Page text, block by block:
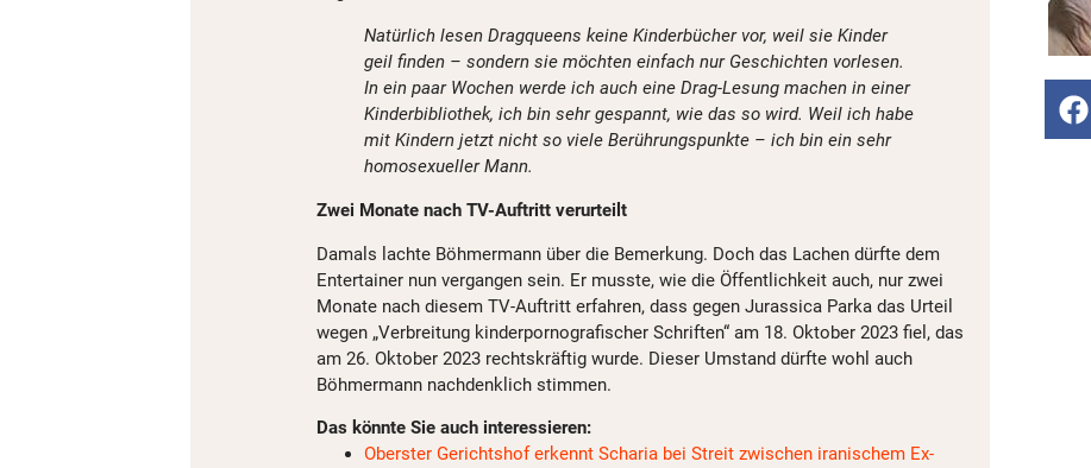
Natürlich lesen Dragqueens keine Kinderbücher vor, weil sie Kinder
geil finden – sondern sie möchten einfach nur Geschichten vorlesen.
In ein paar Wochen werde ich auch eine Drag-Lesung machen in einer
Kinderbibliothek, ich bin sehr gespannt, wie das so wird. Weil ich habe
mit Kindern jetzt nicht so viele Berührungspunkte – ich bin ein sehr
homosexueller Mann.
Zwei Monate nach TV-Auftritt verurteilt
Damals lachte Böhmermann über die Bemerkung. Doch das Lachen dürfte dem
Entertainer nun vergangen sein. Er musste, wie die Öffentlichkeit auch, nur zwei
Monate nach diesem TV-Auftritt erfahren, dass gegen Jurassica Parka das Urteil
wegen „Verbreitung kinderpornografischer Schriften“ am 18. Oktober 2023 fiel, das
am 26. Oktober 2023 rechtskräftig wurde. Dieser Umstand dürfte wohl auch
Böhmermann nachdenklich stimmen.
Das könnte Sie auch interessieren:
Oberster Gerichtshof erkennt Scharia bei Streit zwischen iranischem Ex-